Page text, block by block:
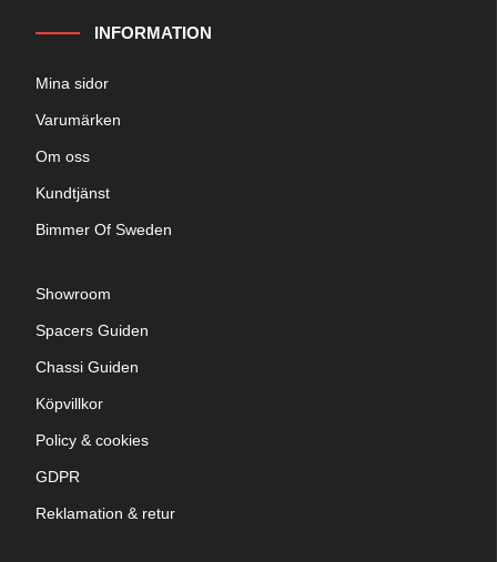
INFORMATION
Mina sidor
Varumärken
Om oss
Kundtjänst
Bimmer Of Sweden
Showroom
Spacers Guiden
Chassi Guiden
Köpvillkor
Policy & cookies
GDPR
Reklamation & retur